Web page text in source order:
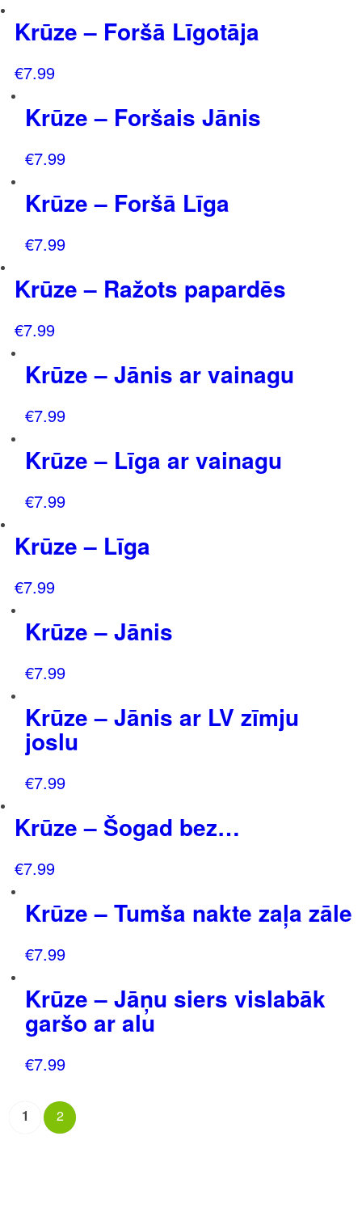
Krūze – Foršā Līgotāja
€7.99
Krūze – Foršais Jānis
€7.99
Krūze – Foršā Līga
€7.99
Krūze – Ražots papardēs
€7.99
Krūze – Jānis ar vainagu
€7.99
Krūze – Līga ar vainagu
€7.99
Krūze – Līga
€7.99
Krūze – Jānis
€7.99
Krūze – Jānis ar LV zīmju
joslu
€7.99
Krūze – Šogad bez…
€7.99
Krūze – Tumša nakte zaļa zāle
€7.99
Krūze – Jāņu siers vislabāk
garšo ar alu
€7.99
1 2